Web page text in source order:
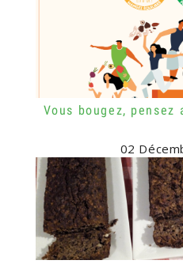
Vous bougez, pensez
02